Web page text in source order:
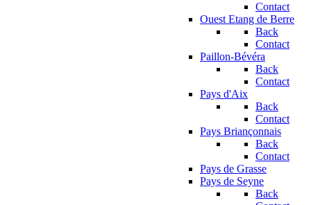
Contact
Ouest Etang de Berre
Back
Contact
Paillon-Bévéra
Back
Contact
Pays d'Aix
Back
Contact
Pays Briançonnais
Back
Contact
Pays de Grasse
Pays de Seyne
Back